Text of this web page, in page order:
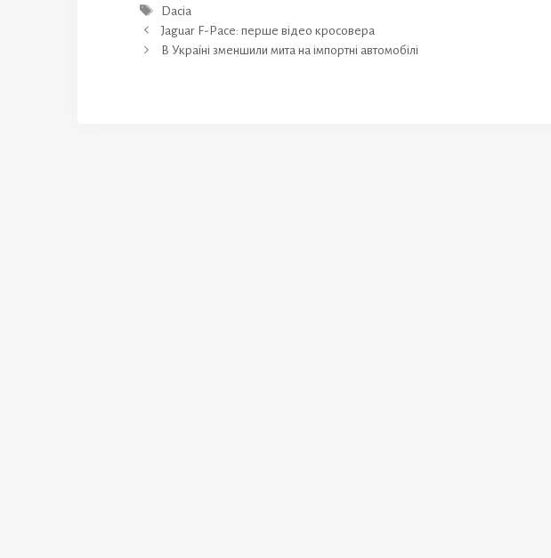
Позначки
Dacia
Jaguar F-Pace: перше відео кросовера
В Україні зменшили мита на імпортні автомобілі